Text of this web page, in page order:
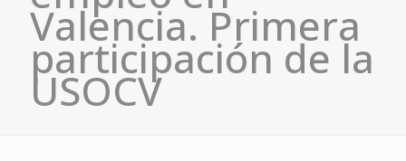
Valencia. Primera
participación de la
USOCV